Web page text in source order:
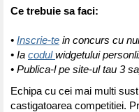
Ce trebuie sa faci:
• Inscrie-te in concurs cu
• Ia codulwidgetului
• Publica-l pe site-ul tau 3
Echipa cu cei mai multi
castigatoarea competitiei.